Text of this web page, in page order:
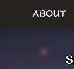
ABOUT